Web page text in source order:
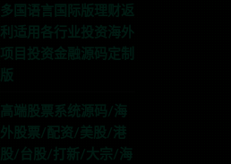
多国语言国际版理财返
利适用各行业投资海外
项目投资金融源码定制
版
高端股票系统源码/海
外股票/配资/美股/港
股/台股/打新/大宗/海